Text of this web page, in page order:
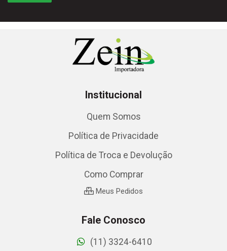
Institucional
Quem Somos
Política de Privacidade
Política de Troca e Devolução
Como Comprar
Meus Pedidos
Fale Conosco
(11) 3324-6410